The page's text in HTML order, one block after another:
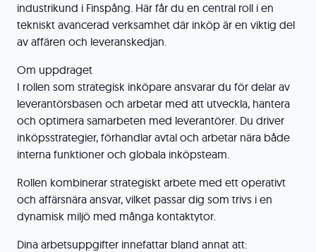
industrikund i Finspång. Här får du en central roll i en
tekniskt avancerad verksamhet där inköp är en viktig del
av affären och leveranskedjan.
Om uppdraget
I rollen som strategisk inköpare ansvarar du för delar av
leverantörsbasen och arbetar med att utveckla, hantera
och optimera samarbeten med leverantörer. Du driver
inköpsstrategier, förhandlar avtal och arbetar nära både
interna funktioner och globala inköpsteam.
Rollen kombinerar strategiskt arbete med ett operativt
och affärsnära ansvar, vilket passar dig som trivs i en
dynamisk miljö med många kontaktytor.
Dina arbetsuppgifter innefattar bland annat att: